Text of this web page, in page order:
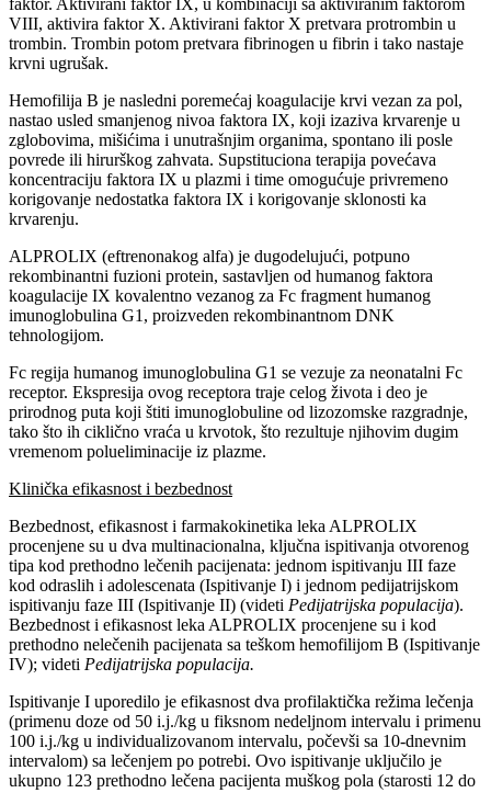
faktor. Aktivirani faktor IX, u kombinaciji sa aktiviranim faktorom
VIII, aktivira faktor X. Aktivirani faktor X pretvara protrombin u
trombin. Trombin potom pretvara fibrinogen u fibrin i tako nastaje
krvni ugrušak.
Hemofilija B je nasledni poremećaj koagulacije krvi vezan za pol,
nastao usled smanjenog nivoa faktora IX, koji izaziva krvarenje u
zglobovima, mišićima i unutrašnjim organima, spontano ili posle
povrede ili hirurškog zahvata. Supstituciona terapija povećava
koncentraciju faktora IX u plazmi i time omogućuje privremeno
korigovanje nedostatka faktora IX i korigovanje sklonosti ka
krvarenju.
ALPROLIX (eftrenonakog alfa) je dugodelujući, potpuno
rekombinantni fuzioni protein, sastavljen od humanog faktora
koagulacije IX kovalentno vezanog za Fc fragment humanog
imunoglobulina G1, proizveden rekombinantnom DNK
tehnologijom.
Fc regija humanog imunoglobulina G1 se vezuje za neonatalni Fc
receptor. Ekspresija ovog receptora traje celog života i deo je
prirodnog puta koji štiti imunoglobuline od lizozomske razgradnje,
tako što ih ciklično vraća u krvotok, što rezultuje njihovim dugim
vremenom polueliminacije iz plazme.
Klinička efikasnost i bezbednost
Bezbednost, efikasnost i farmakokinetika leka ALPROLIX
procenjene su u dva multinacionalna, ključna ispitivanja otvorenog
tipa kod prethodno lečenih pacijenata: jednom ispitivanju III faze
kod odraslih i adolescenata (Ispitivanje I) i jednom pedijatrijskom
ispitivanju faze III (Ispitivanje II) (videti Pedijatrijska populacija).
Bezbednost i efikasnost leka ALPROLIX procenjene su i kod
prethodno nelečenih pacijenata sa teškom hemofilijom B (Ispitivanje
IV); videti Pedijatrijska populacija.
Ispitivanje I uporedilo je efikasnost dva profilaktička režima lečenja
(primenu doze od 50 i.j./kg u fiksnom nedeljnom intervalu i primenu
100 i.j./kg u individualizovanom intervalu, počevši sa 10-dnevnim
intervalom) sa lečenjem po potrebi. Ovo ispitivanje uključilo je
ukupno 123 prethodno lečena pacijenta muškog pola (starosti 12 do